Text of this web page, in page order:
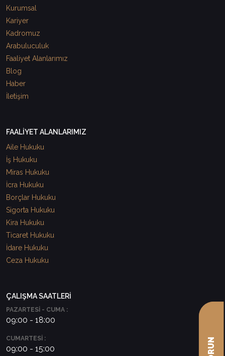
Kurumsal
Kariyer
Kadromuz
Arabuluculuk
Faaliyet Alanlarımız
Blog
Haber
İletişim
FAALİYET ALANLARIMIZ
Aile Hukuku
İş Hukuku
Miras Hukuku
İcra Hukuku
Borçlar Hukuku
Sigorta Hukuku
Kira Hukuku
Ticaret Hukuku
İdare Hukuku
Ceza Hukuku
ÇALIŞMA SAATLERİ
PAZARTESİ - CUMA :
09:00 - 18:00
CUMARTESİ :
09:00 - 15:00